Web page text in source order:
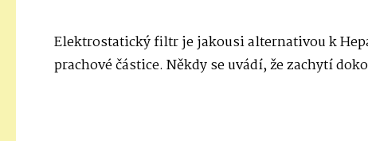
Elektrostatický filtr je jakousi alternativou k
prachové částice. Někdy se uvádí, že zachytí